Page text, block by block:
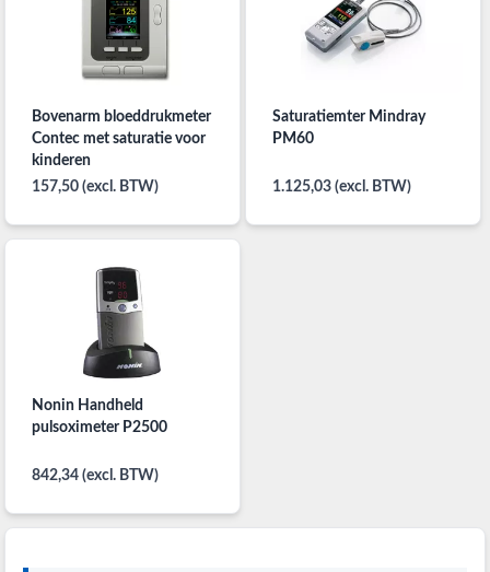
Bovenarm bloeddrukmeter
Contec met saturatie voor
kinderen
157,50 (excl. BTW)
Saturatiemter Mindray
PM60
1.125,03 (excl. BTW)
Nonin Handheld
pulsoximeter P2500
842,34 (excl. BTW)